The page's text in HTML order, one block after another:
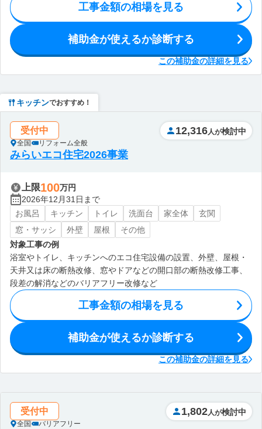
工事金額の相場を見る
補助金が使えるか診断する
この補助金の詳細を見る
キッチンでおすすめ！
受付中
全国 リフォーム全般
12,316 人が検討中
みらいエコ住宅2026事業
上限100万円
2026年12月31日まで
お風呂
キッチン トイレ 洗面台 家全体
玄関
窓・サッシ
外壁 屋根
その他
対象工事の例
浴室やトイレ、キッチンへのエコ住宅設備の設置、外壁、屋根・
天井又は床の断熱改修、窓やドアなどの開口部の断熱改修工事、
段差の解消などのバリアフリー改修など
工事金額の相場を見る
補助金が使えるか診断する
この補助金の詳細を見る
受付中
全国 バリアフリー
1,802 人が検討中